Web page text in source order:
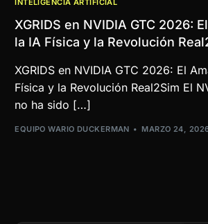
INTELIGENCIA ARTIFICIAL
XGRIDS en NVIDIA GTC 2026:
la IA Física y la Revolución
XGRIDS en NVIDIA GTC 2026: El
Física y la Revolución Real2Sim El
no ha sido […]
EQUIPO WARIO DUCKERMAN MARZO 24,